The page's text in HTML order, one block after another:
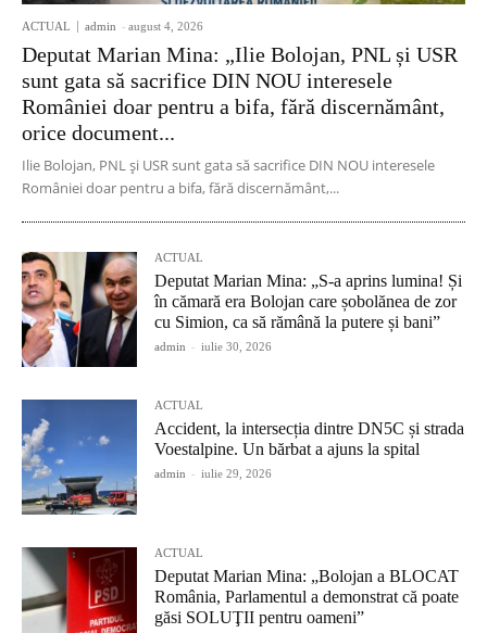
ACTUAL admin - august 4, 2026
Deputat Marian Mina: „Ilie Bolojan, PNL și USR
sunt gata să sacrifice DIN NOU interesele
României doar pentru a bifa, fără discernământ,
orice document...
Ilie Bolojan, PNL și USR sunt gata să sacrifice DIN NOU interesele
României doar pentru a bifa, fără discernământ,...
ACTUAL
Deputat Marian Mina: „S-a aprins lumina! Și
în cămară era Bolojan care șobolănea de zor
cu Simion, ca să rămână la putere și bani”
admin - iulie 30, 2026
ACTUAL
Accident, la intersecția dintre DN5C și strada
Voestalpine. Un bărbat a ajuns la spital
admin - iulie 29, 2026
ACTUAL
Deputat Marian Mina: „Bolojan a BLOCAT
România, Parlamentul a demonstrat că poate
găsi SOLUŢII pentru oameni”